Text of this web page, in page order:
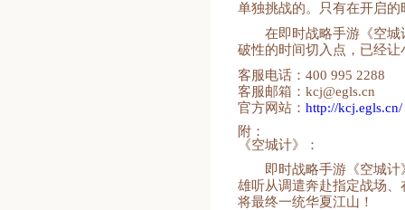
单独挑战的。只有在开启
在即时战略手游《空
破性的时间切入点，已经
客服电话：400 995 2288
客服邮箱：kcj@egls.cn
官方网站： http://kcj.egls.cn/
附：
《空城计》：
即时战略手游《空城
雄听从调遣奔赴指定战场
将最终一统华夏江山！